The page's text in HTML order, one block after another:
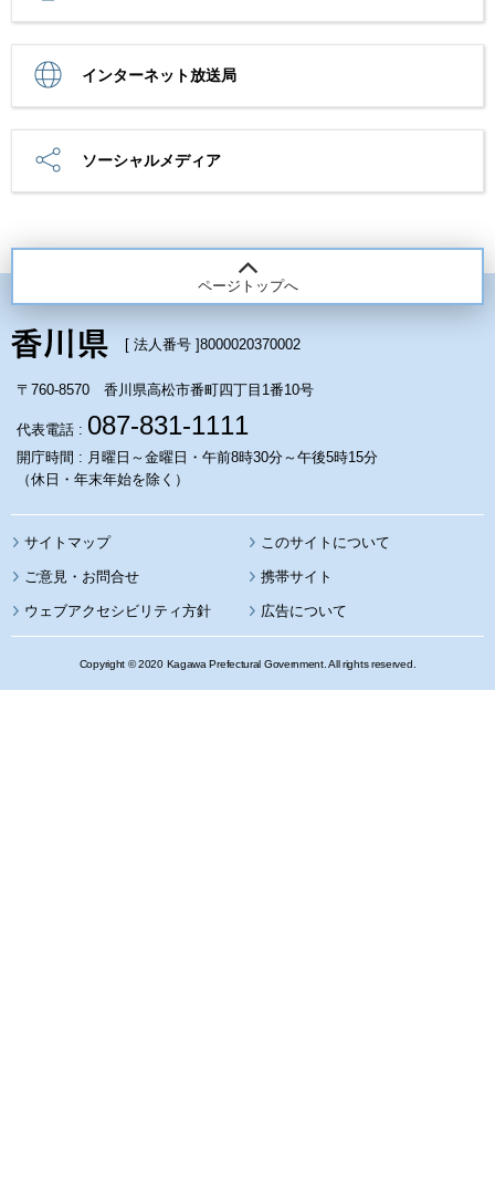
インターネット放送局
ソーシャルメディア
ページトップへ
[ 法人番号 ]8000020370002
〒760-8570 香川県高松市番町四丁目1番10号
代表電話 : 087-831-1111
開庁時間 : 月曜日～金曜日・午前8時30分～午後5時15分
（休日・年末年始を除く）
サイトマップ このサイトについて
携帯サイト
ウェブアクセシビリティ方針 広告について
Copyright © 2020 Kagawa Prefectural Government. All rights reserved.